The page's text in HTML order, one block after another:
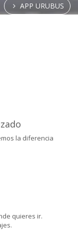
APP URUBUS
la diferencia
quieres ir.